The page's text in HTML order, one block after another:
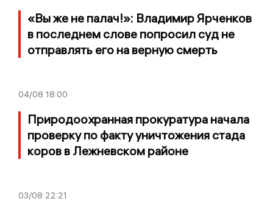
«Вы же не палач!»: Владимир Ярченков
в последнем слове попросил суд не
отправлять его на верную смерть
04/08 18:00
Природоохранная прокуратура начала
проверку по факту уничтожения стада
коров в Лежневском районе
03/08 22:21